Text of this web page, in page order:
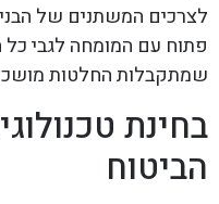
לצרכים המשתנים של
פתוח עם המומחה לגבי
שמתקבלות החלטות
בחינת
הביטוח